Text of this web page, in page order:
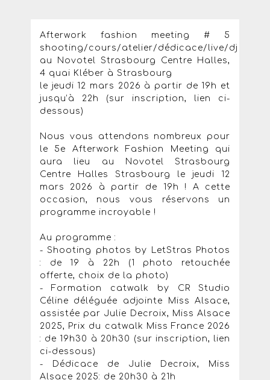
Afterwork fashion meeting # 5
shooting/cours/atelier/dédicace/live/dj
au Novotel Strasbourg Centre Halles,
4 quai Kléber à Strasbourg
le jeudi 12 mars 2026 à partir de 19h et
jusqu’à 22h (sur inscription, lien ci-
dessous)
Nous vous attendons nombreux pour
le 5e Afterwork Fashion Meeting qui
aura lieu au Novotel Strasbourg
Centre Halles Strasbourg le jeudi 12
mars 2026 à partir de 19h ! A cette
occasion, nous vous réservons un
programme incroyable !
Au programme :
- Shooting photos by LetStras Photos
: de 19 à 22h (1 photo retouchée
offerte, choix de la photo)
- Formation catwalk by CR Studio
Céline déléguée adjointe Miss Alsace,
assistée par Julie Decroix, Miss Alsace
2025, Prix du catwalk Miss France 2026
: de 19h30 à 20h30 (sur inscription, lien
ci-dessous)
- Dédicace de Julie Decroix, Miss
Alsace 2025: de 20h30 à 21h